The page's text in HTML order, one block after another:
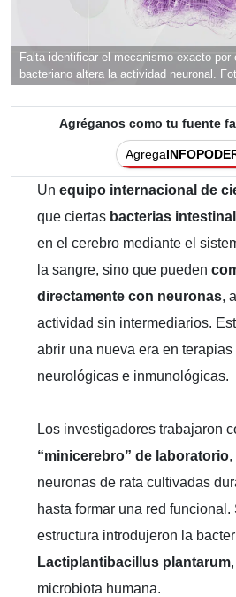
Falta identificar el mecanismo exacto por
bacteriano altera la actividad neuronal.
Agréganos como tu fuente
Agrega
Un equipo internacional de
que ciertas bacterias
en el cerebro mediante el
la sangre, sino que pueden
directamente con neuronas,
actividad sin intermediarios.
abrir una nueva era en
neurológicas e inmunológicas.
Los investigadores trabajaron
“minicerebro” de laboratorio,
neuronas de rata cultivadas
hasta formar una red funcional.
estructura introdujeron la
Lactiplantibacillus plantarum
microbiota humana.